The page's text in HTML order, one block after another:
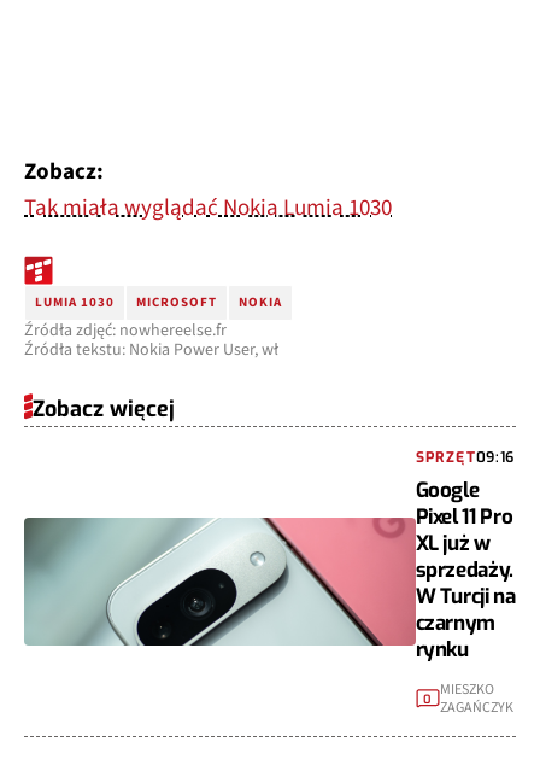
Zobacz:
Tak miała wyglądać Nokia Lumia 1030
LUMIA 1030 MICROSOFT NOKIA
Źródła zdjęć: nowhereelse.fr
Źródła tekstu: Nokia Power User, wł
Zobacz więcej
SPRZĘT09:16
Google
Pixel 11 Pro
XL już w
sprzedaży.
W Turcji na
czarnym
rynku
0 MIESZKO
ZAGAŃCZYK